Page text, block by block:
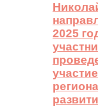
2025